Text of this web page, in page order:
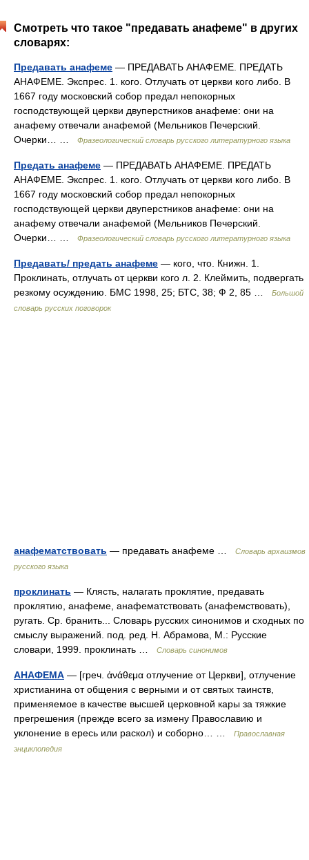
Смотреть что такое "предавать анафеме" в других
словарях:
Предавать анафеме — ПРЕДАВАТЬ АНАФЕМЕ. ПРЕДАТЬ
АНАФЕМЕ. Экспрес. 1. кого. Отлучать от церкви кого либо. В
1667 году московский собор предал непокорных
господствующей церкви двуперстников анафеме: они на
анафему отвечали анафемой (Мельников Печерский.
Очерки… …
Фразеологический словарь русского литературного языка
Предать анафеме — ПРЕДАВАТЬ АНАФЕМЕ. ПРЕДАТЬ
АНАФЕМЕ. Экспрес. 1. кого. Отлучать от церкви кого либо. В
1667 году московский собор предал непокорных
господствующей церкви двуперстников анафеме: они на
анафему отвечали анафемой (Мельников Печерский.
Очерки… …
Фразеологический словарь русского литературного языка
Предавать/ предать анафеме — кого, что. Книжн. 1.
Проклинать, отлучать от церкви кого л. 2. Клеймить, подвергать
резкому осуждению. БМС 1998, 25; БТС, 38; Ф 2, 85 …
Большой
словарь русских поговорок
анафематствовать — предавать анафеме …
Cловарь архаизмов
русского языка
проклинать — Клясть, налагать проклятие, предавать
проклятию, анафеме, анафематствовать (анафемствовать),
ругать. Ср. бранить... Словарь русских синонимов и сходных по
смыслу выражений. под. ред. Н. Абрамова, М.: Русские
словари, 1999. проклинать …
Словарь синонимов
АНАФЕМА — [греч. ἀνάθεμα отлучение от Церкви], отлучение
христианина от общения с верными и от святых таинств,
применяемое в качестве высшей церковной кары за тяжкие
прегрешения (прежде всего за измену Православию и
уклонение в ересь или раскол) и соборно… …
Православная
энциклопедия